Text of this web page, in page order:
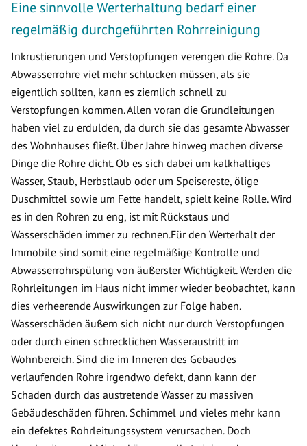
Eine sinnvolle Werterhaltung bedarf einer
regelmäßig durchgeführten Rohrreinigung
Inkrustierungen und Verstopfungen verengen die Rohre. Da
Abwasserrohre viel mehr schlucken müssen, als sie
eigentlich sollten, kann es ziemlich schnell zu
Verstopfungen kommen. Allen voran die Grundleitungen
haben viel zu erdulden, da durch sie das gesamte Abwasser
des Wohnhauses fließt. Über Jahre hinweg machen diverse
Dinge die Rohre dicht. Ob es sich dabei um kalkhaltiges
Wasser, Staub, Herbstlaub oder um Speisereste, ölige
Duschmittel sowie um Fette handelt, spielt keine Rolle. Wird
es in den Rohren zu eng, ist mit Rückstaus und
Wasserschäden immer zu rechnen.Für den Werterhalt der
Immobile sind somit eine regelmäßige Kontrolle und
Abwasserrohrspülung von äußerster Wichtigkeit. Werden die
Rohrleitungen im Haus nicht immer wieder beobachtet, kann
dies verheerende Auswirkungen zur Folge haben.
Wasserschäden äußern sich nicht nur durch Verstopfungen
oder durch einen schrecklichen Wasseraustritt im
Wohnbereich. Sind die im Inneren des Gebäudes
verlaufenden Rohre irgendwo defekt, dann kann der
Schaden durch das austretende Wasser zu massiven
Gebäudeschäden führen. Schimmel und vieles mehr kann
ein defektes Rohrleitungssystem verursachen. Doch